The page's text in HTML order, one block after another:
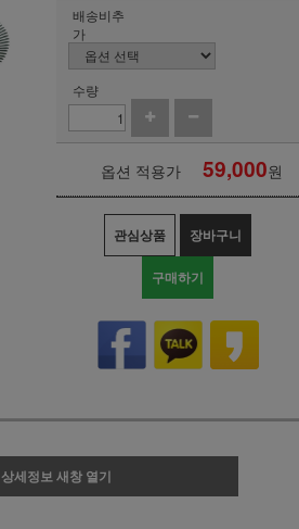
배송비추
가
수량
옵션 적용가 59,000원
관심상품 장바구니
구매하기
상세정보 새창 열기